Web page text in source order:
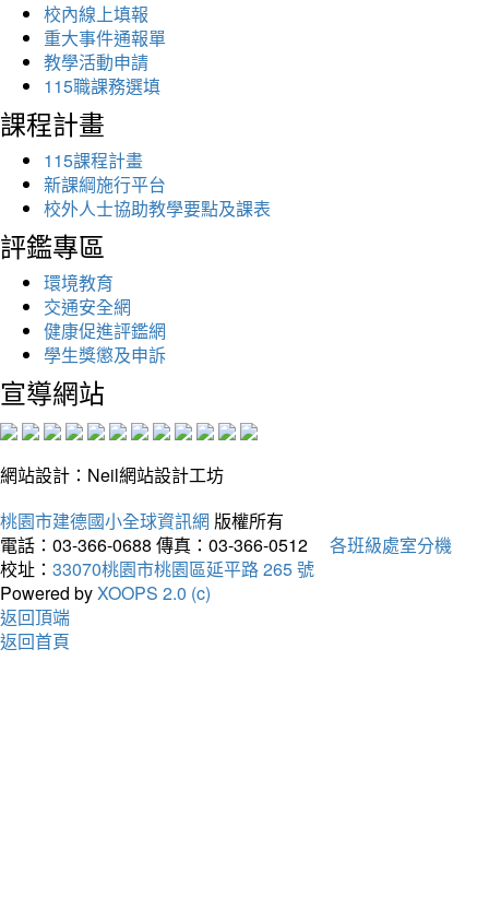
校內線上填報
重大事件通報單
教學活動申請
115職課務選填
課程計畫
115課程計畫
新課綱施行平台
校外人士協助教學要點及課表
評鑑專區
環境教育
交通安全網
健康促進評鑑網
學生獎懲及申訴
宣導網站
網站設計：Neil網站設計工坊
桃園市建德國小全球資訊網 版權所有
電話：03-366-0688 傳真：03-366-0512
各班級處室分機
校址： 33070桃園市桃園區延平路 265 號
Powered byXOOPS 2.0 (c)
返回頂端
返回首頁